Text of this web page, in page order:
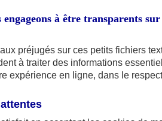
à être transparents
préjugés sur ces petits fichiers
à traiter des informations
expérience en ligne, dans le